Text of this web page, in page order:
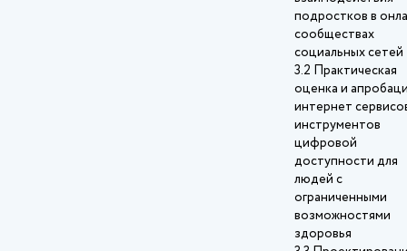
подростков в
сообществах
социальных сетей
3.2 Практическая
оценка и
интернет
инструментов
цифровой
доступности для
людей с
ограниченными
возможностями
здоровья